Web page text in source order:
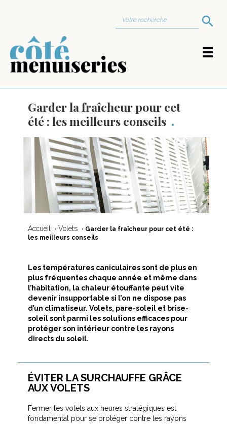
for:
Garder la fraîcheur pour cet
été : les meilleurs conseils
Accueil • Volets • Garder la fraîcheur pour cet été :
les meilleurs conseils
Les températures caniculaires sont de plus en
plus fréquentes chaque année et même dans
l’habitation, la chaleur étouffante peut vite
devenir insupportable si l’on ne dispose pas
d’un climatiseur. Volets, pare-soleil et brise-
soleil sont parmi les solutions efficaces pour
protéger son intérieur contre les rayons
directs du soleil.
ÉVITER LA SURCHAUFFE GRÂCE
AUX VOLETS
Fermer les volets aux heures stratégiques est
fondamental pour se protéger contre les rayons